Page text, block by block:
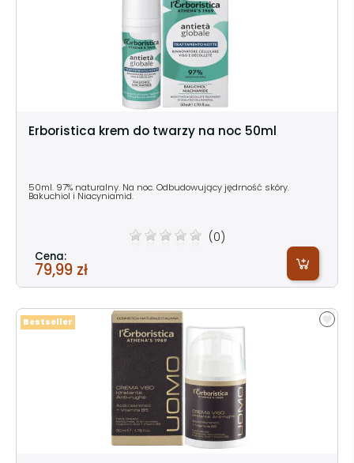
Erboristica krem do twarzy na noc 50ml
50ml. 97% naturalny. Na noc. Odbudowujący jędrność skóry.
Bakuchiol i Niacyniamid.
(0)
Cena:
79,99 zł
Bestseller